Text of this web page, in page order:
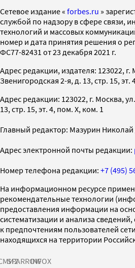
Cетевое издание « forbes.ru »
службой по надзору в сфере связи,
технологий и массовых
номер и дата принятия решения о
ФС77-82431 от 23 декабря 2021 г.
Адрес редакции, издателя: 123022, г.
Звенигородская 2-я, д. 13, стр. 15, эт.
Адрес редакции: 123022, г. Москва,
13, стр. 15, эт. 4, пом. X, ком. 1
Главный редактор: Мазурин
Адрес электронной почты редакции:
Номер телефона редакции: +7 (495)
На информационном ресурсе
рекомендательные технологии
предоставления информации на
систематизации и анализа
к предпочтениям пользователей
находящихся на территории
SPARROWINFOX